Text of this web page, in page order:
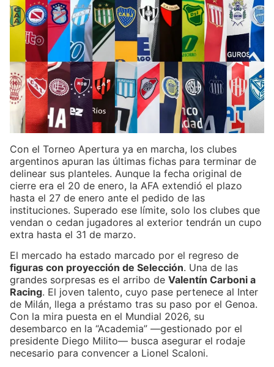
Con el Torneo Apertura ya en marcha, los clubes
argentinos apuran las últimas fichas para terminar de
delinear sus planteles. Aunque la fecha original de
cierre era el 20 de enero, la AFA extendió el plazo
hasta el 27 de enero ante el pedido de las
instituciones. Superado ese límite, solo los clubes que
vendan o cedan jugadores al exterior tendrán un cupo
extra hasta el 31 de marzo.
El mercado ha estado marcado por el regreso de
figuras con proyección de Selección. Una de las
grandes sorpresas es el arribo de Valentín Carboni a
Racing. El joven talento, cuyo pase pertenece al Inter
de Milán, llega a préstamo tras su paso por el Genoa.
Con la mira puesta en el Mundial 2026, su
desembarco en la “Academia” —gestionado por el
presidente Diego Milito— busca asegurar el rodaje
necesario para convencer a Lionel Scaloni.